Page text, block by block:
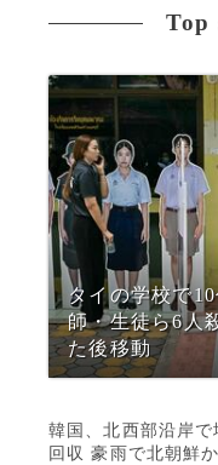
Top
タイの学校で
師・生徒ら6人
た後移動
韓国、北西部沿岸で
回収 豪雨で北朝鮮